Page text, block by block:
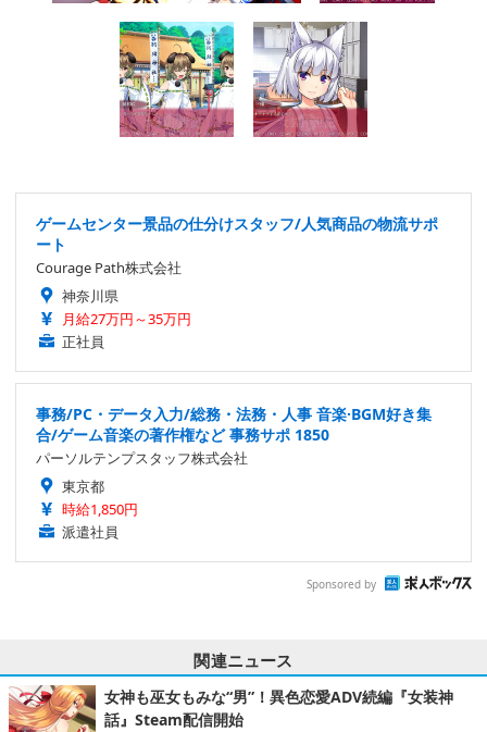
ゲームセンター景品の仕分けスタッフ/人気商品の物流サポ
ート
Courage Path株式会社
神奈川県
月給27万円～35万円
正社員
事務/PC・データ入力/総務・法務・人事 音楽·BGM好き集
合/ゲーム音楽の著作権など 事務サポ 1850
パーソルテンプスタッフ株式会社
東京都
時給1,850円
派遣社員
Sponsored by
関連ニュース
女神も巫女もみな“男”！異色恋愛ADV続編『女装神
話』Steam配信開始